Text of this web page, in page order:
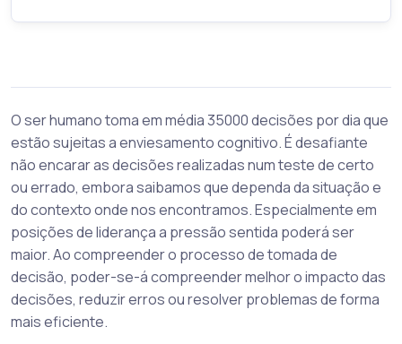
O ser humano toma em média 35000 decisões por dia que
estão sujeitas a enviesamento cognitivo. É desafiante
não encarar as decisões realizadas num teste de certo
ou errado, embora saibamos que dependa da situação e
do contexto onde nos encontramos. Especialmente em
posições de liderança a pressão sentida poderá ser
maior. Ao compreender o processo de tomada de
decisão, poder-se-á compreender melhor o impacto das
decisões, reduzir erros ou resolver problemas de forma
mais eficiente.